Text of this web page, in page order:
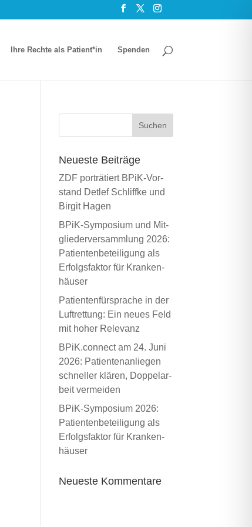
Ihre Rech­te als Patient*in Spen­den
Neu­es­te Bei­trä­ge
ZDF por­trä­tiert BPiK-Vor­
stand Det­lef Schliff­ke und
Bir­git Hagen
BPiK-Sym­po­si­um und Mit­
glie­der­ver­samm­lung 2026:
Pati­en­ten­be­tei­li­gung als
Erfolgs­fak­tor für Kran­ken­
häu­ser
Pati­en­ten­für­spra­che in der
Luft­ret­tung: Ein neu­es Feld
mit hoher Rele­vanz
BPiK.connect am 24. Juni
2026: Pati­en­ten­an­lie­gen
schnel­ler klä­ren, Dop­pel­ar­
beit ver­mei­den
BPiK-Sym­po­si­um 2026:
Pati­en­ten­be­tei­li­gung als
Erfolgs­fak­tor für Kran­ken­
häu­ser
Neu­es­te Kom­men­ta­re